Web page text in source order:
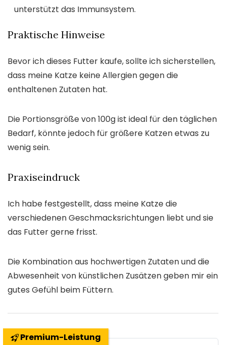
unterstützt das Immunsystem.
Praktische Hinweise
Bevor ich dieses Futter kaufe, sollte ich sicherstellen,
dass meine Katze keine Allergien gegen die
enthaltenen Zutaten hat.
Die Portionsgröße von 100g ist ideal für den täglichen
Bedarf, könnte jedoch für größere Katzen etwas zu
wenig sein.
Praxiseindruck
Ich habe festgestellt, dass meine Katze die
verschiedenen Geschmacksrichtungen liebt und sie
das Futter gerne frisst.
Die Kombination aus hochwertigen Zutaten und die
Abwesenheit von künstlichen Zusätzen geben mir ein
gutes Gefühl beim Füttern.
Premium-Leistung